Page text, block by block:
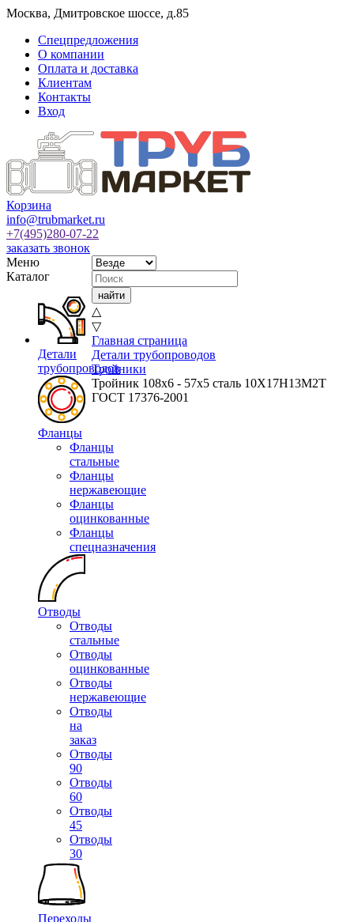
Москва, Дмитровское шоссе, д.85
Спецпредложения
О компании
Оплата и доставка
Клиентам
Контакты
Вход
Корзина
info@trubmarket.ru
+7(495)280-07-22
заказать звонок
Меню
Каталог
Детали
трубопроводов
Фланцы
Фланцы
стальные
Фланцы
нержавеющие
Фланцы
оцинкованные
Фланцы
спецназначения
Отводы
Отводы
стальные
Отводы
оцинкованные
Отводы
нержавеющие
Отводы
на
заказ
Отводы
90
Отводы
60
Отводы
45
Отводы
30
Переходы
△
▽
Главная страница
Детали трубопроводов
Тройники
Тройник 108х6 - 57х5 сталь 10Х17Н13М2Т
ГОСТ 17376-2001